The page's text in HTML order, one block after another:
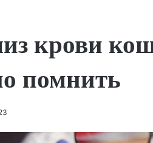
крови
помнить